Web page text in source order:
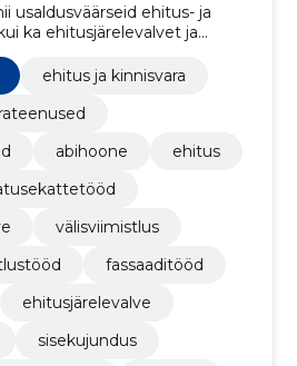
usaldusväärseid ehitus- ja
ka ehitusjärelevalvet ja
projektide tulemus oleks
ehitus ja kinnisvara
abihoone
ehitus
välisviimistlus
fassaaditööd
ehitusjärelevalve
sisekujundus